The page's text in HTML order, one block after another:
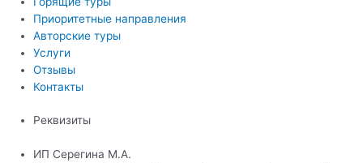
Приоритетные направления
Авторские туры
Услуги
Отзывы
Контакты
Реквизиты
ИП Серегина М.А.